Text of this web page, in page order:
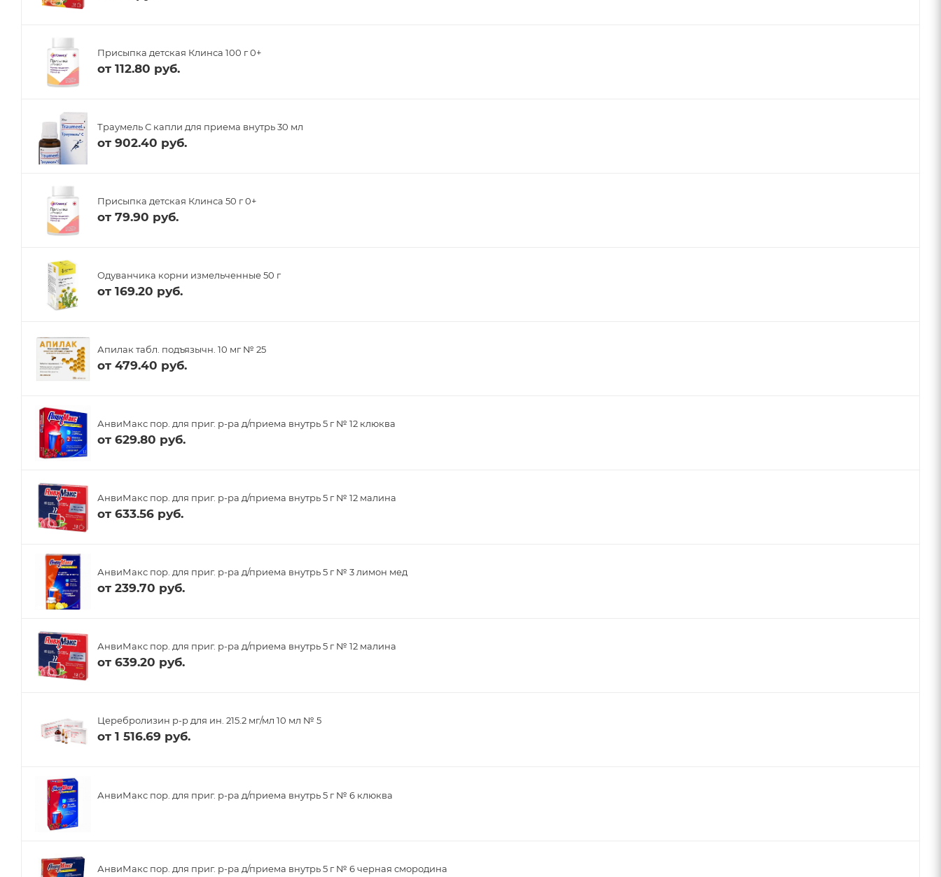
Присыпка детская Клинса 100 г 0+
от 112.80 руб.
Траумель С капли для приема внутрь 30 мл
от 902.40 руб.
Присыпка детская Клинса 50 г 0+
от 79.90 руб.
Одуванчика корни измельченные 50 г
от 169.20 руб.
Апилак табл. подъязычн. 10 мг № 25
от 479.40 руб.
АнвиМакс пор. для приг. р-ра д/приема внутрь 5 г № 12 клюква
от 629.80 руб.
АнвиМакс пор. для приг. р-ра д/приема внутрь 5 г № 12 малина
от 633.56 руб.
АнвиМакс пор. для приг. р-ра д/приема внутрь 5 г № 3 лимон мед
от 239.70 руб.
АнвиМакс пор. для приг. р-ра д/приема внутрь 5 г № 12 малина
от 639.20 руб.
Церебролизин р-р для ин. 215.2 мг/мл 10 мл № 5
от 1 516.69 руб.
АнвиМакс пор. для приг. р-ра д/приема внутрь 5 г № 6 клюква
АнвиМакс пор. для приг. р-ра д/приема внутрь 5 г № 6 черная смородина